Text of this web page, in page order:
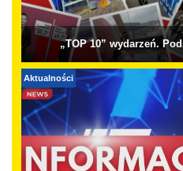
„TOP 10” wydarzeń.
Aktualności